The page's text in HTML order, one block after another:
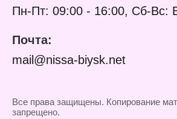
Пн-Пт: 09:00 - 16:00, Сб-Вс:
Почта:
mail@nissa-biysk.net
Все права защищены. Копирование
запрещено.